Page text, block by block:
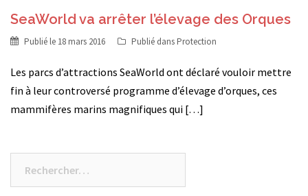
SeaWorld va arrêter l’élevage des Orques
Publié le 18 mars 2016 Publié dans Protection
Les parcs d’attractions SeaWorld ont déclaré vouloir mettre
fin à leur controversé programme d’élevage d’orques, ces
mammifères marins magnifiques qui […]